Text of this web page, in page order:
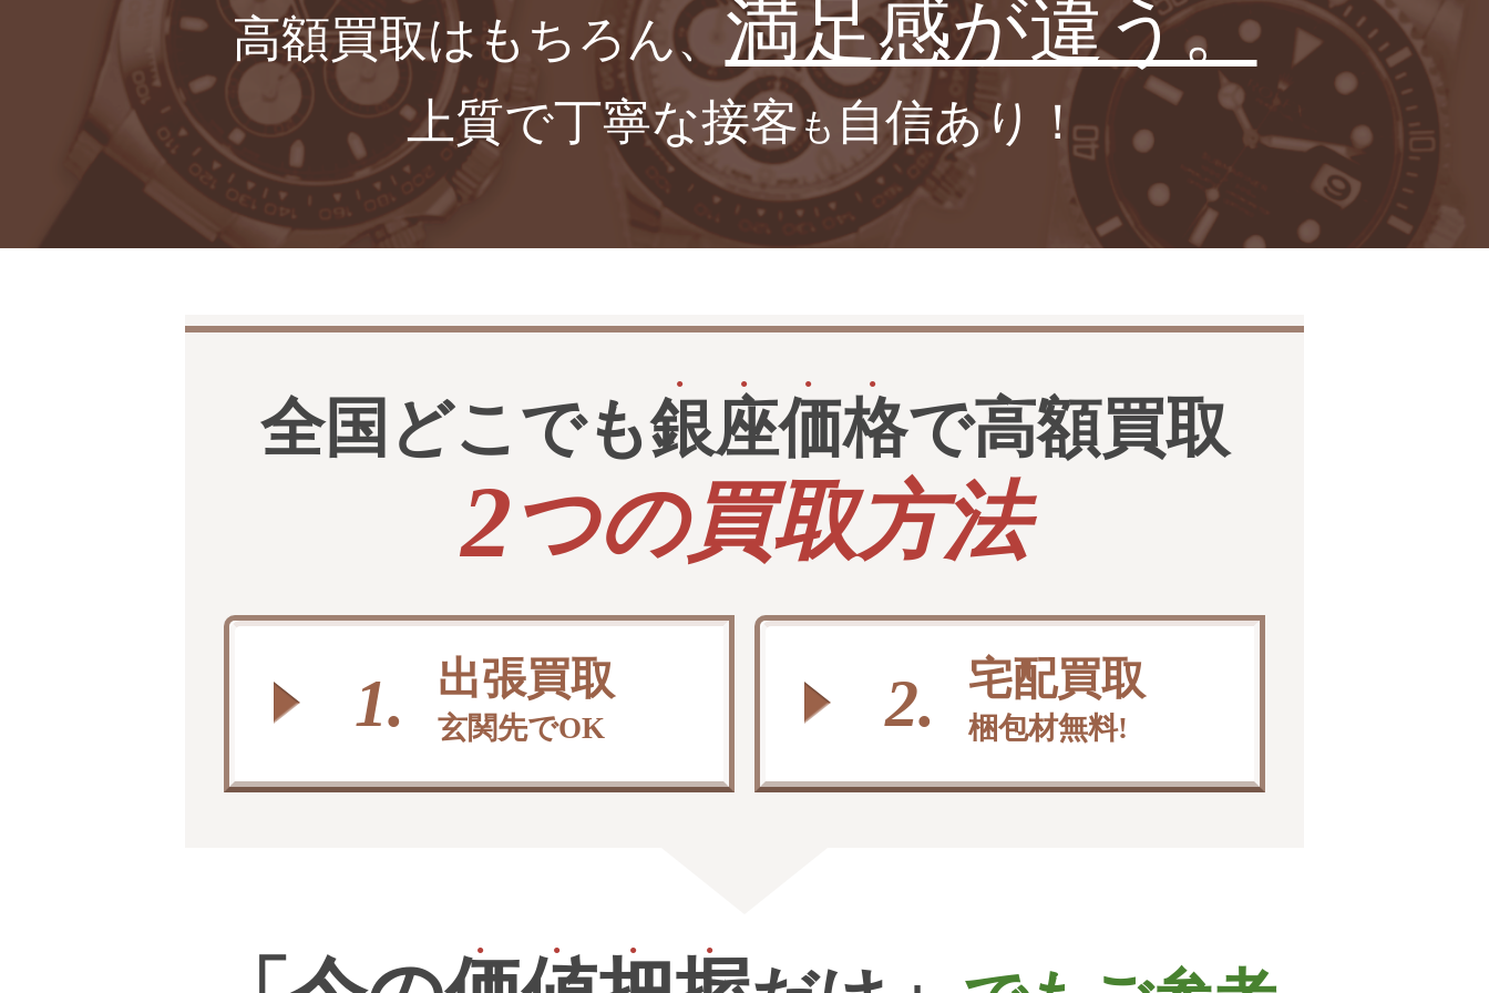
高額買取はもちろん、 満足感が違う。
上質で丁寧な接客も 自信あり！
全国どこでも銀座価格で高額買取
2つの買取方法
1. 出張買取
玄関先でOK 2. 宅配買取
梱包材無料!